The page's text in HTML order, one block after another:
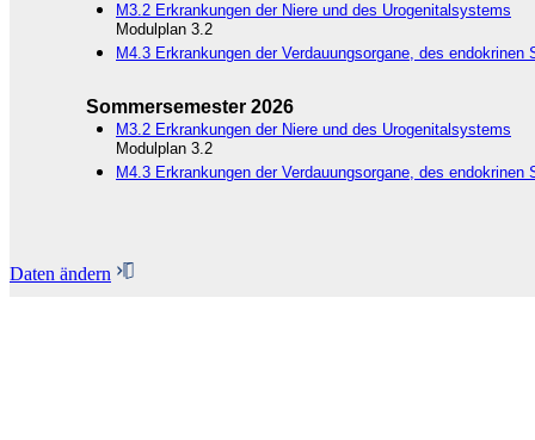
M3.2 Erkrankungen der Niere und des Urogenitalsystems
Modulplan 3.2
M4.3 Erkrankungen der Verdauungsorgane, des
Sommersemester 2026
M3.2 Erkrankungen der Niere und des Urogenitalsystems
Modulplan 3.2
M4.3 Erkrankungen der Verdauungsorgane, des
Daten ändern